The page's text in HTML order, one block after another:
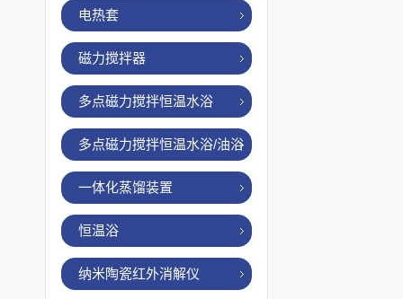
电热套
磁力搅拌器
多点磁力搅拌恒温水浴
多点磁力搅拌恒温水浴/油浴
一体化蒸馏装置
恒温浴
纳米陶瓷红外消解仪